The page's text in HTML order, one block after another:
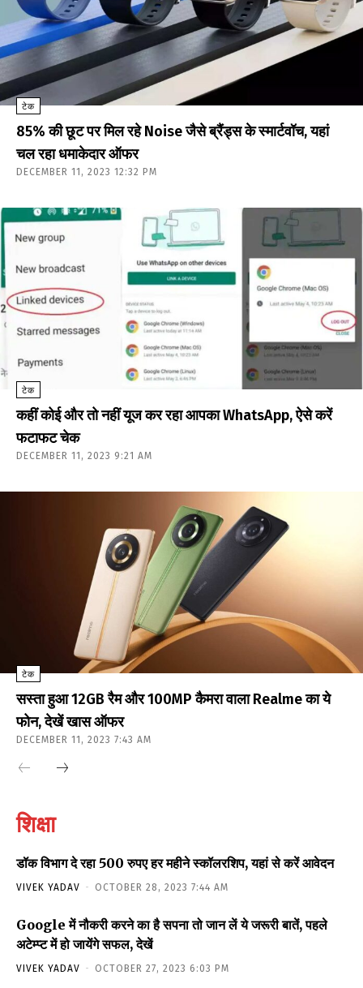
टेक
85% की छूट पर मिल रहे Noise जैसे ब्रैंड्स के स्मार्टवॉच, यहां
चल रहा धमाकेदार ऑफर
DECEMBER 11, 2023 12:32 PM
टेक
कहीं कोई और तो नहीं यूज कर रहा आपका WhatsApp, ऐसे करें
फटाफट चेक
DECEMBER 11, 2023 9:21 AM
टेक
सस्ता हुआ 12GB रैम और 100MP कैमरा वाला Realme का ये
फोन, देखें खास ऑफर
DECEMBER 11, 2023 7:43 AM
शिक्षा
डॉक विभाग दे रहा 500 रुपए हर महीने स्कॉलरशिप, यहां से करें आवेदन
VIVEK YADAV - OCTOBER 28, 2023 7:44 AM
Google में नौकरी करने का है सपना तो जान लें ये जरूरी बातें, पहले
अटेम्प्ट में हो जायेंगे सफल, देखें
VIVEK YADAV - OCTOBER 27, 2023 6:03 PM